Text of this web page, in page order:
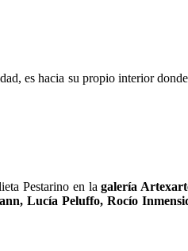
es hacia su propio interior
Pestarino en lagalería
Lucía Peluffo, Rocío